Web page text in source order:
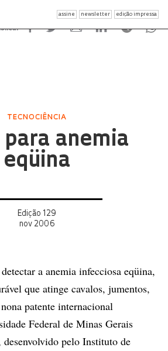
assine newsletter edição impressa
TECNOCIÊNCIA
para anemia
eqüina
Edição 129
nov 2006
a anemia infecciosa eqüina,
que atinge cavalos, jumentos,
patente internacional
Federal de Minas Gerais
pelo Instituto de